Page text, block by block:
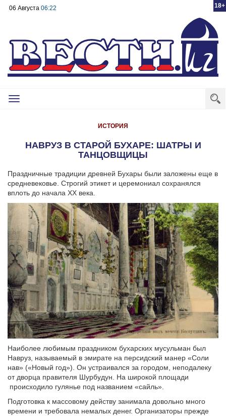
18+
06 Августа 06:22
Toggle
ИСТОРИЯ
НАВРУЗ В СТАРОЙ БУХАРЕ: ШАТРЫ И
ТАНЦОВЩИЦЫ
Праздничные традиции древней Бухары были заложены еще в
средневековье. Строгий этикет и церемониал сохранялся
вплоть до начала XX века.
Наиболее любимым праздником бухарских мусульман был
Навруз, называемый в эмирате на персидский манер «Соли
нав» («Новый год»). Он устраивался за городом, неподалеку
от дворца правителя Шурбудун. На широкой площади
происходило гулянье под названием «сайль».
Подготовка к массовому действу занимала довольно много
времени и требовала немалых денег. Организаторы прежде